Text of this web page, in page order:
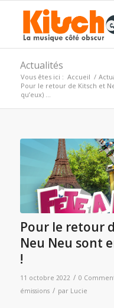
Actualités
Vous êtes ici : Accueil /
Pour le retour de Kitsch et
qu’eux) ...
Pour le retour
Neu Neu sont
!
11 octobre 2022 / 0
émissions / par Lucie